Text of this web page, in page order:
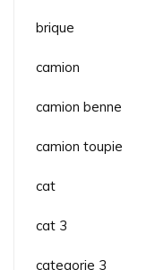
brique
camion
camion benne
camion toupie
cat
cat 3
categorie 3